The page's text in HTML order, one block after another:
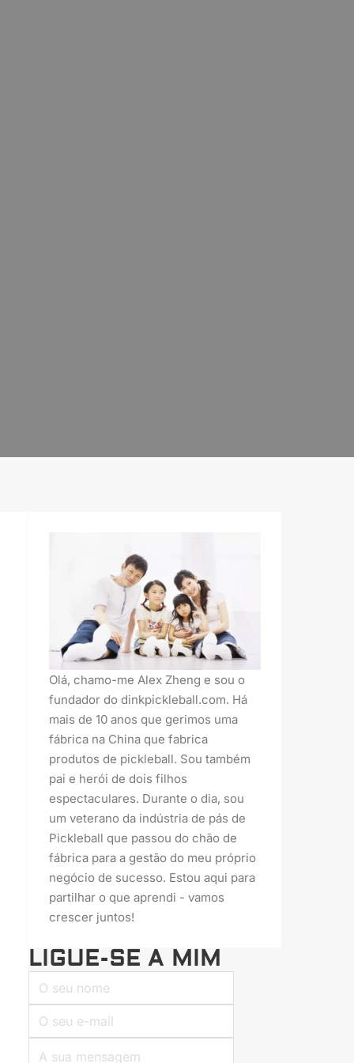
Olá, chamo-me Alex Zheng e sou o
fundador do dinkpickleball.com. Há
mais de 10 anos que gerimos uma
fábrica na China que fabrica
produtos de pickleball. Sou também
pai e herói de dois filhos
espectaculares. Durante o dia, sou
um veterano da indústria de pás de
Pickleball que passou do chão de
fábrica para a gestão do meu próprio
negócio de sucesso. Estou aqui para
partilhar o que aprendi - vamos
crescer juntos!
LIGUE-SE A MIM